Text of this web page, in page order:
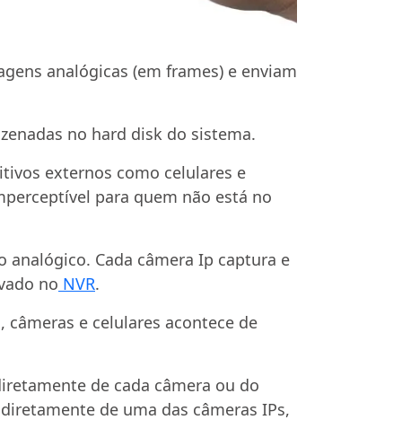
analógicas (em frames) e enviam
no hard disk do sistema.
externos como celulares e
para quem não está no
Cada câmera Ip captura e
no NVR.
e celulares acontece de
de cada câmera ou do
de uma das câmeras IPs,